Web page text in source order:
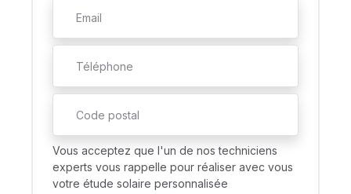
Vous acceptez que l'un de nos techniciens
experts vous rappelle pour réaliser avec vous
votre étude solaire personnalisée